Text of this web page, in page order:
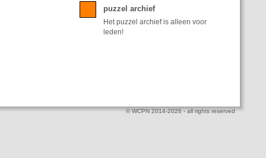
puzzel archief
Het puzzel archief is alleen voor
leden!
© WCPN 2014-2026 - all rights reserved